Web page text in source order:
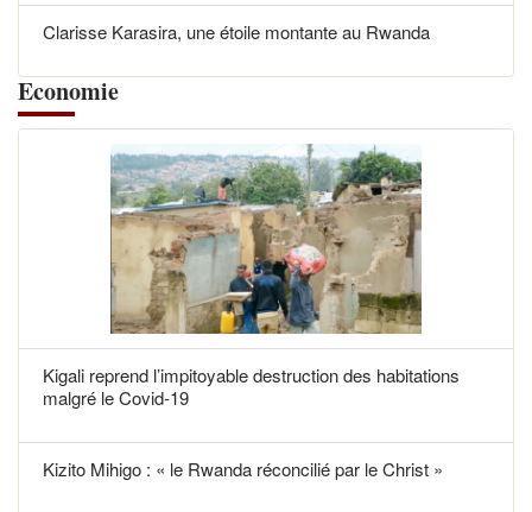
Clarisse Karasira, une étoile montante au Rwanda
Economie
Kigali reprend l’impitoyable destruction des habitations
malgré le Covid-19
Kizito Mihigo : « le Rwanda réconcilié par le Christ »